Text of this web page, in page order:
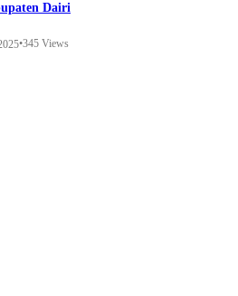
Dairi
•345 Views